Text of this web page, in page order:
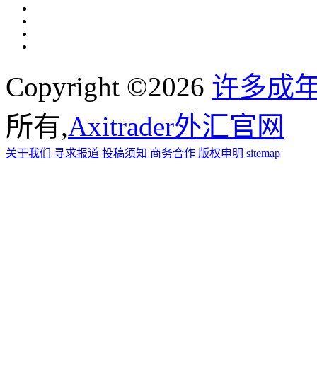
Copyright ©2026 许多成
所有,Axitrader外汇官网
关于我们 寻求报道 投稿须知 商务合作 版权申明 sitemap